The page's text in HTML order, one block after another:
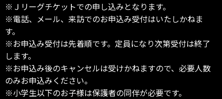
※Ｊリーグチケットでの申し込みとなります。
※電話、メール、来訪でのお申込み受付はいたしかねま
す。
※お申込み受付は先着順です。定員になり次第受付は終了
します。
※お申込み後のキャンセルは受けかねますので、必要人数
のみお申込みください。
※小学生以下のお子様は保護者の同伴が必要です。